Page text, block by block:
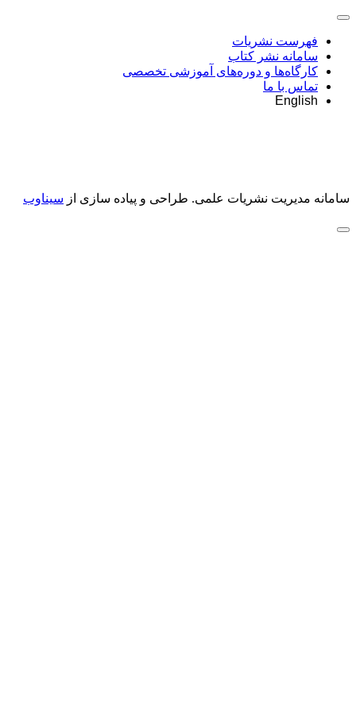
فهرست نشریات
سامانه نشر کتاب
کارگاه‌ها و دوره‌های آموزشی تخصصی
تماس با ما
English
سامانه مدیریت نشریات علمی. طراحی و پیاده سازی از سیناوب